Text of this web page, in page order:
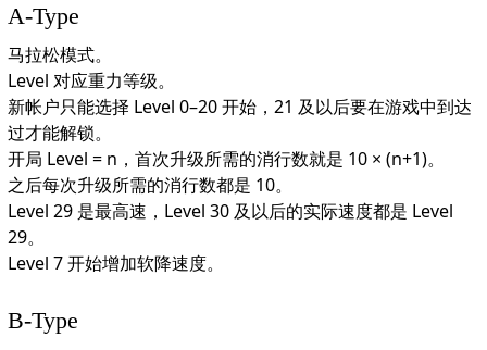
A-Type
马拉松模式。
Level 对应重力等级。
新帐户只能选择 Level 0–20 开始，21 及以后要在游戏中到达
过才能解锁。
开局 Level = n，首次升级所需的消行数就是 10 × (n+1)。
之后每次升级所需的消行数都是 10。
Level 29 是最高速，Level 30 及以后的实际速度都是 Level
29。
Level 7 开始增加软降速度。
B-Type